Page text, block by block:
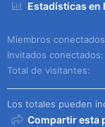
Estadísticas en
Miembros conectados
Invitados conectados
Total de visitantes
Los totales pueden
Compartir esta